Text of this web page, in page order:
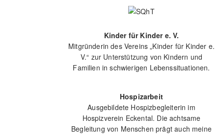
Kinder für Kinder e. V.
Mitgründerin des Vereins „Kinder für Kinder e.
V.“ zur Unterstützung von Kindern und
Familien in schwierigen Lebenssituationen.
Hospizarbeit
Ausgebildete Hospizbegleiterin im
Hospizverein Eckental. Die achtsame
Begleitung von Menschen prägt auch meine